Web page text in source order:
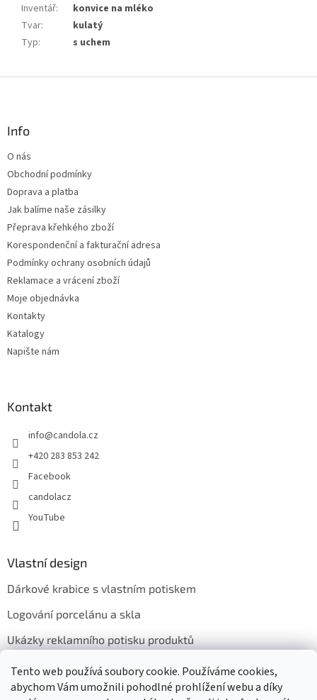
Tento web používá soubory cookie. Používáme cookies,
abychom Vám umožnili pohodlné prohlížení webu a díky
Inventář:
konvice na mléko
Tvar:
kulatý
Typ: s uchem
Info
O nás
Obchodní podmínky
Doprava a platba
Jak balíme naše zásilky
Přeprava křehkého zboží
Korespondenční a fakturační adresa
Podmínky ochrany osobních údajů
Reklamace a vrácení zboží
Moje objednávka
Kontakty
Katalogy
Napište nám
Kontakt
info@candola.cz
+420 283 853 242
Facebook
candolacz
YouTube
Vlastní design
Dárkové krabice s vlastním potiskem
Logování porcelánu a skla
Ukázky reklamního potisku produktů
Přijímáme online platby